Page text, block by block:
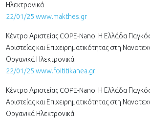
Ηλεκτρονικά
22/01/25 www.makthes.gr
Κέντρο Αριστείας COPE-Nano: Η Ελλάδα
Αριστείας και Επιχειρηματικότητας στη
Οργανικά Ηλεκτρονικά
22/01/25 www.foititikanea.gr
Κέντρο Αριστείας COPE-Nano: Η Ελλάδα
Αριστείας και Επιχειρηματικότητας στη
Οργανικά Ηλεκτρονικά